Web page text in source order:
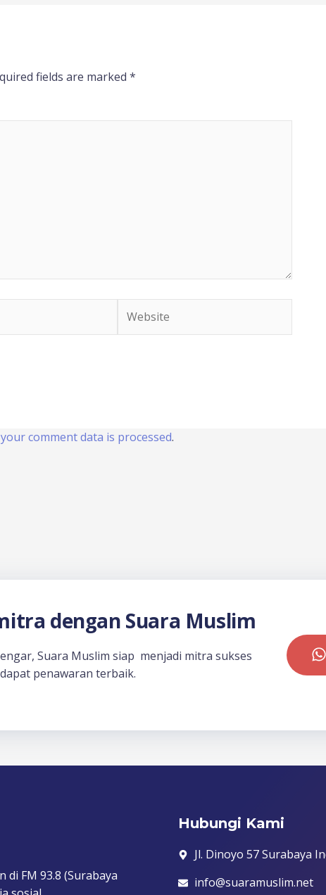
fields are marked *
comment data is processed.
dengan Suara Muslim
Suara Muslim siap menjadi mitra sukses
penawaran terbaik.
FM 93.8 (Surabaya
Hubungi Kami
Jl. Dinoyo 57 Surabaya
info@suaramuslim.net